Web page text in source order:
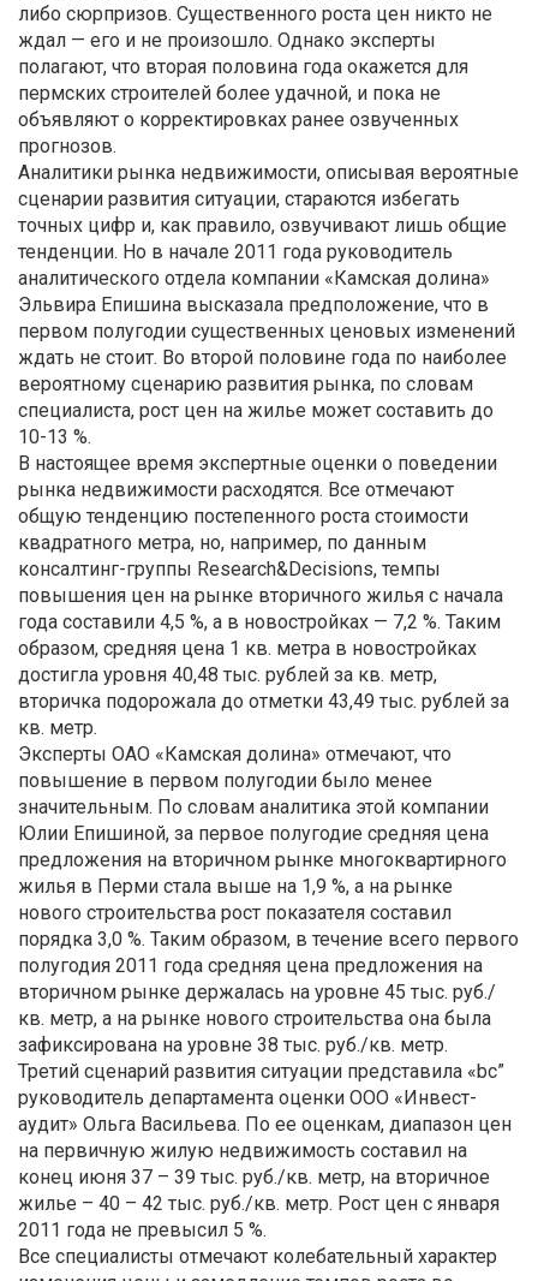
либо сюрпризов. Существенного роста цен никто не
ждал — его и не произошло. Однако эксперты
полагают, что вторая половина года окажется для
пермских строителей более удачной, и пока не
объявляют о корректировках ранее озвученных
прогнозов.
Аналитики рынка недвижимости, описывая вероятные
сценарии развития ситуации, стараются избегать
точных цифр и, как правило, озвучивают лишь общие
тенденции. Но в начале 2011 года руководитель
аналитического отдела компании «Камская долина»
Эльвира Епишина высказала предположение, что в
первом полугодии существенных ценовых изменений
ждать не стоит. Во второй половине года по наиболее
вероятному сценарию развития рынка, по словам
специалиста, рост цен на жилье может составить до
10-13 %.
В настоящее время экспертные оценки о поведении
рынка недвижимости расходятся. Все отмечают
общую тенденцию постепенного роста стоимости
квадратного метра, но, например, по данным
консалтинг-группы Research&Decisions, темпы
повышения цен на рынке вторичного жилья с начала
года составили 4,5 %, а в новостройках — 7,2 %. Таким
образом, средняя цена 1 кв. метра в новостройках
достигла уровня 40,48 тыс. рублей за кв. метр,
вторичка подорожала до отметки 43,49 тыс. рублей за
кв. метр.
Эксперты ОАО «Камская долина» отмечают, что
повышение в первом полугодии было менее
значительным. По словам аналитика этой компании
Юлии Епишиной, за первое полугодие средняя цена
предложения на вторичном рынке многоквартирного
жилья в Перми стала выше на 1,9 %, а на рынке
нового строительства рост показателя составил
порядка 3,0 %. Таким образом, в течение всего первого
полугодия 2011 года средняя цена предложения на
вторичном рынке держалась на уровне 45 тыс. руб./
кв. метр, а на рынке нового строительства она была
зафиксирована на уровне 38 тыс. руб./кв. метр.
Третий сценарий развития ситуации представила «bc”
руководитель департамента оценки ООО «Инвест-
аудит» Ольга Васильева. По ее оценкам, диапазон цен
на первичную жилую недвижимость составил на
конец июня 37 – 39 тыс. руб./кв. метр, на вторичное
жилье – 40 – 42 тыс. руб./кв. метр. Рост цен с января
2011 года не превысил 5 %.
Все специалисты отмечают колебательный характер